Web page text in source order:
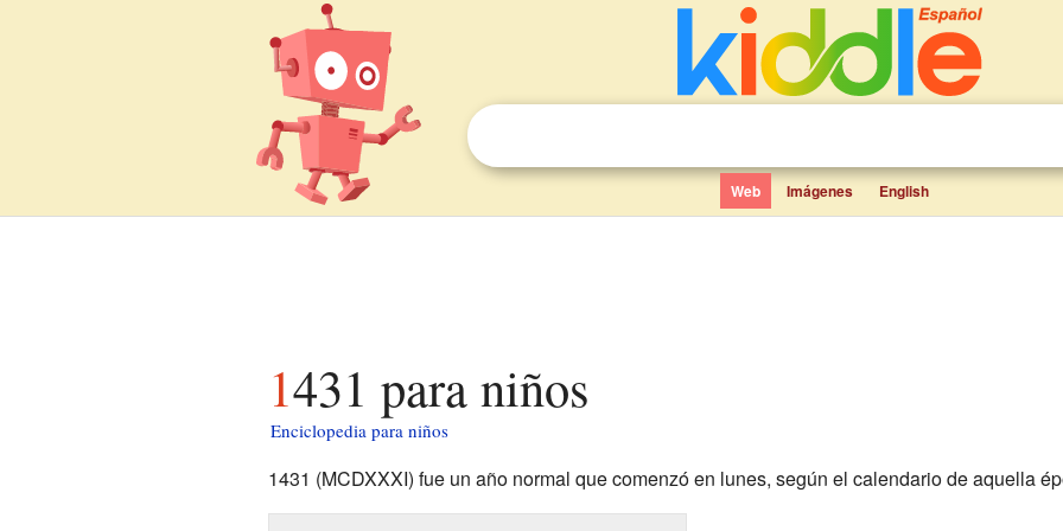
Web Imágenes English
1431 para niños
Enciclopedia para niños
1431 (MCDXXXI) fue un año normal que comenzó en lunes, según el calendario de aquella